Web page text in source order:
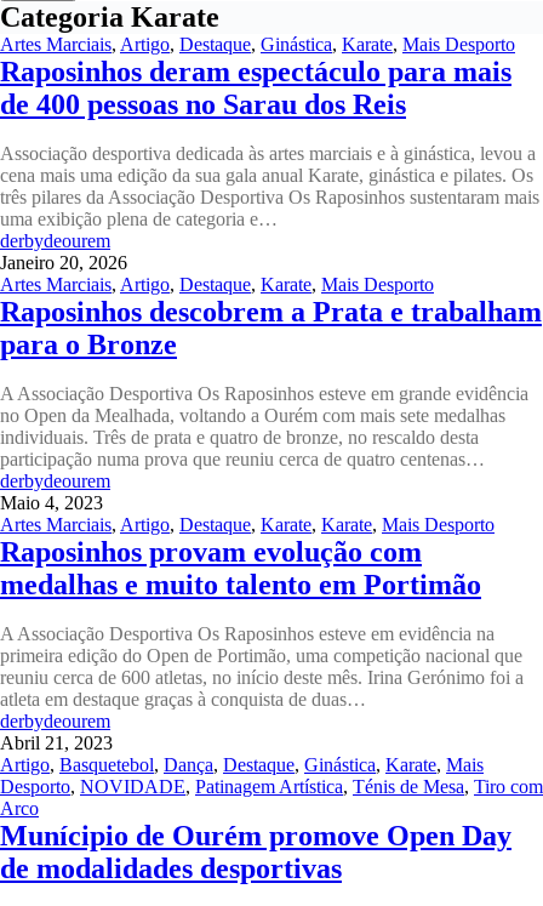
Categoria Karate
Artes Marciais, Artigo, Destaque, Ginástica, Karate, Mais Desporto
Raposinhos deram espectáculo para mais
de 400 pessoas no Sarau dos Reis
Associação desportiva dedicada às artes marciais e à ginástica, levou a
cena mais uma edição da sua gala anual Karate, ginástica e pilates. Os
três pilares da Associação Desportiva Os Raposinhos sustentaram mais
uma exibição plena de categoria e…
derbydeourem
Janeiro 20, 2026
Artes Marciais, Artigo, Destaque, Karate, Mais Desporto
Raposinhos descobrem a Prata e trabalham
para o Bronze
A Associação Desportiva Os Raposinhos esteve em grande evidência
no Open da Mealhada, voltando a Ourém com mais sete medalhas
individuais. Três de prata e quatro de bronze, no rescaldo desta
participação numa prova que reuniu cerca de quatro centenas…
derbydeourem
Maio 4, 2023
Artes Marciais, Artigo, Destaque, Karate, Karate, Mais Desporto
Raposinhos provam evolução com
medalhas e muito talento em Portimão
A Associação Desportiva Os Raposinhos esteve em evidência na
primeira edição do Open de Portimão, uma competição nacional que
reuniu cerca de 600 atletas, no início deste mês. Irina Gerónimo foi a
atleta em destaque graças à conquista de duas…
derbydeourem
Abril 21, 2023
Artigo, Basquetebol, Dança, Destaque, Ginástica, Karate, Mais
Desporto, NOVIDADE, Patinagem Artística, Ténis de Mesa, Tiro com
Arco
Munícipio de Ourém promove Open Day
de modalidades desportivas